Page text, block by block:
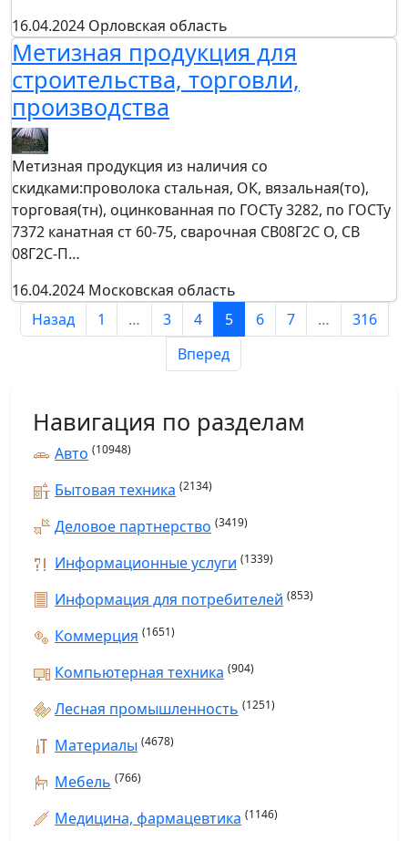
16.04.2024 Орловская область
Метизная продукция для
строительства, торговли,
производства
Метизная продукция из наличия со
скидками:проволока стальная, ОК, вязальная(то),
торговая(тн), оцинкованная по ГОСТу 3282, по ГОСТу
7372 канатная ст 60-75, сварочная СВ08Г2С О, СВ
08Г2С-П…
16.04.2024 Московская область
Назад
1 … 3 4 5 6 7 …
316
Вперед
Навигация по разделам
Авто (10948)
Бытовая техника (2134)
Деловое партнерство (3419)
Информационные услуги (1339)
Информация для потребителей (853)
Коммерция (1651)
Компьютерная техника (904)
Лесная промышленность (1251)
Материалы (4678)
Мебель (766)
Медицина, фармацевтика (1146)